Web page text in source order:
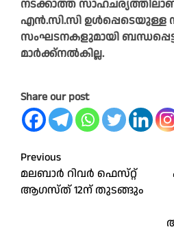
നടക്കാത്ത
എന്‍.സി.സി ഉള്‍പ്പെടെയുള്ള
സംഘടനകളുമായി
മാര്‍ക്ക്നല്‍കില്ല.
Share our post
Post
navigation
Previous
മലബാർ റിവർ ഫെസ്‌റ്റ്
ആഗസ്‌ത്‌ 12ന്‌ തുടങ്ങും